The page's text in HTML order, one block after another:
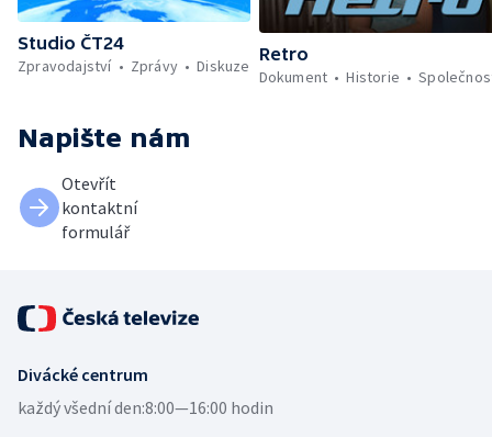
Studio ČT24
Zpravodajství
Zprávy Diskuze
Retro
Dokument
Historie
Napište nám
Otevřít
kontaktní
formulář
Divácké centrum
každý všední den:8:00—16:00 hodin